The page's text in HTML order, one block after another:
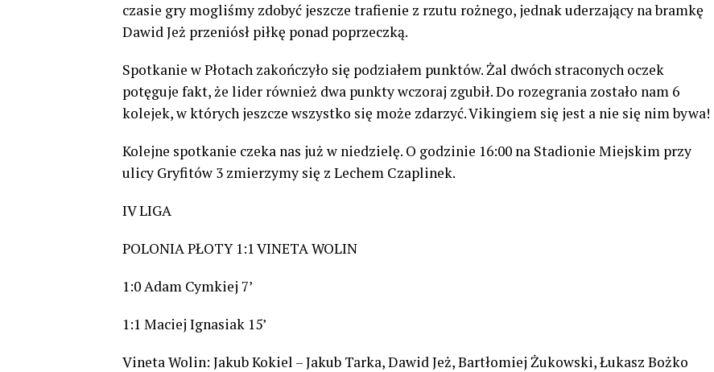
czasie gry mogliśmy zdobyć jeszcze trafienie z rzutu rożnego, jednak uderzający na bramkę
Dawid Jeż przeniósł piłkę ponad poprzeczką.
Spotkanie w Płotach zakończyło się podziałem punktów. Żal dwóch straconych oczek
potęguje fakt, że lider również dwa punkty wczoraj zgubił. Do rozegrania zostało nam 6
kolejek, w których jeszcze wszystko się może zdarzyć. Vikingiem się jest a nie się nim bywa!
Kolejne spotkanie czeka nas już w niedzielę. O godzinie 16:00 na Stadionie Miejskim przy
ulicy Gryfitów 3 zmierzymy się z Lechem Czaplinek.
IV LIGA
POLONIA PŁOTY 1:1 VINETA WOLIN
1:0 Adam Cymkiej 7’
1:1 Maciej Ignasiak 15’
Vineta Wolin: Jakub Kokiel – Jakub Tarka, Dawid Jeż, Bartłomiej Żukowski, Łukasz Bożko